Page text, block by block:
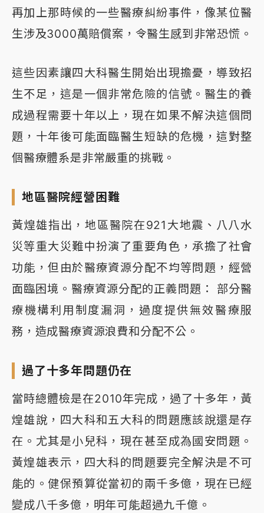
再加上那時候的一些醫療糾紛事件，像某位醫
生涉及3000萬賠償案，令醫生感到非常恐慌。
這些因素讓四大科醫生開始出現擔憂，導致招
生不足，這是一個非常危險的信號。醫生的養
成過程需要十年以上，現在如果不解決這個問
題，十年後可能面臨醫生短缺的危機，這對整
個醫療體系是非常嚴重的挑戰。
地區醫院經營困難
黃煌雄指出，地區醫院在921大地震、八八水
災等重大災難中扮演了重要角色，承擔了社會
功能，但由於醫療資源分配不均等問題，經營
面臨困境。醫療資源分配的正義問題： 部分醫
療機構利用制度漏洞，過度提供無效醫療服
務，造成醫療資源浪費和分配不公。
過了十多年問題仍在
當時總體檢是在2010年完成，過了十多年，黃
煌雄說，四大科和五大科的問題應該說還是存
在。尤其是小兒科，現在甚至成為國安問題。
黃煌雄表示，四大科的問題要完全解決是不可
能的。健保預算從當初的兩千多億，現在已經
變成八千多億，明年可能超過九千億。